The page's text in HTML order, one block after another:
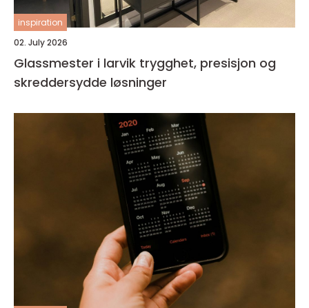
inspiration
02. July 2026
Glassmester i larvik trygghet, presisjon og
skreddersydde løsninger